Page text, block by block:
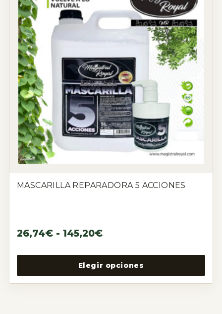
Elegir opciones
MASCARILLA REPARADORA 5 ACCIONES
26,74€ - 145,20€